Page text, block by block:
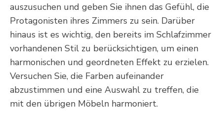
auszusuchen und geben Sie ihnen das Gefühl, die
Protagonisten ihres Zimmers zu sein. Darüber
hinaus ist es wichtig, den bereits im Schlafzimmer
vorhandenen Stil zu berücksichtigen, um einen
harmonischen und geordneten Effekt zu erzielen.
Versuchen Sie, die Farben aufeinander
abzustimmen und eine Auswahl zu treffen, die
mit den übrigen Möbeln harmoniert.